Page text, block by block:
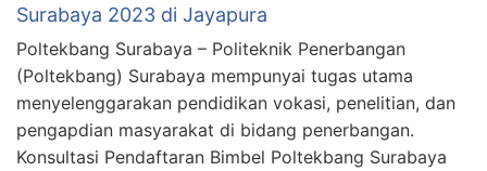
Surabaya 2023 di Jayapura
Poltekbang Surabaya – Politeknik Penerbangan
(Poltekbang) Surabaya mempunyai tugas utama
menyelenggarakan pendidikan vokasi, penelitian, dan
pengapdian masyarakat di bidang penerbangan.
Konsultasi Pendaftaran Bimbel Poltekbang Surabaya